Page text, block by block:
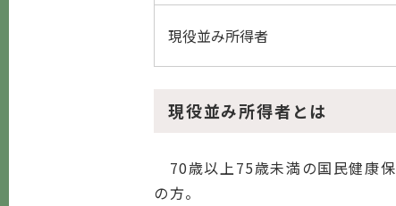
現役並み所得者
現役並み所得者とは
70歳以上75歳未満の国民健康
の方。